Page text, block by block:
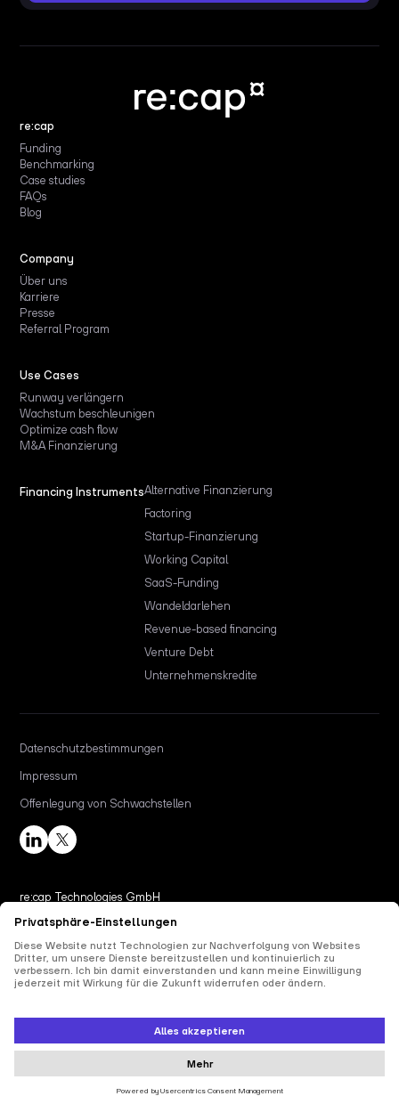
re:cap
Funding
Benchmarking
Case studies
FAQs
Blog
Company
Über uns
Karriere
Presse
Referral Program
Use Cases
Runway verlängern
Wachstum beschleunigen
Optimize cash flow
M&A Finanzierung
Financing InstrumentsAlternative Finanzierung
Factoring
Startup-Finanzierung
Working Capital
SaaS-Funding
Wandeldarlehen
Revenue-based financing
Venture Debt
Unternehmenskredite
re:cap Technologies GmbH
Berlin
contact@re-cap.com
Datenschutzbestimmungen
Impressum
Offenlegung von Schwachstellen
Alle aufgeführten Produkt- und Firmennamen sind Marken oder eingetragene Marken